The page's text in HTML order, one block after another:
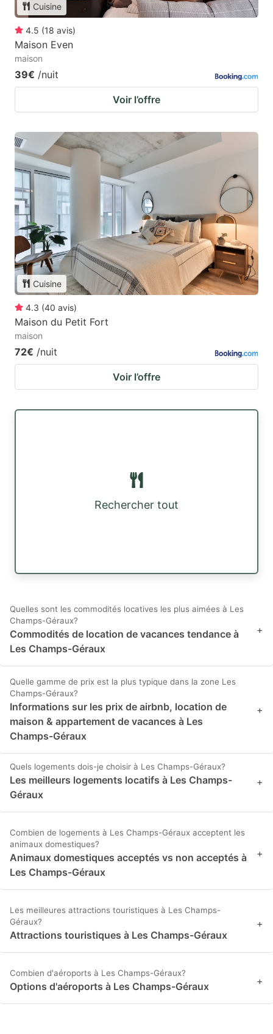
Cuisine
4.5 (18 avis)
Maison Even
maison
39€ /nuit
Voir l’offre
Cuisine
4.3 (40 avis)
Maison du Petit Fort
maison
72€ /nuit
Voir l’offre
Rechercher tout
Quelles sont les commodités locatives les plus aimées à Les
Champs-Géraux?
Commodités de location de vacances tendance à
Les Champs-Géraux
+
Quelle gamme de prix est la plus typique dans la zone Les
Champs-Géraux?
Informations sur les prix de airbnb, location de
maison & appartement de vacances à Les
Champs-Géraux
+
Quels logements dois-je choisir à Les Champs-Géraux?
Les meilleurs logements locatifs à Les Champs-
Géraux
+
Combien de logements à Les Champs-Géraux acceptent les
animaux domestiques?
Animaux domestiques acceptés vs non acceptés à
Les Champs-Géraux
+
Les meilleures attractions touristiques à Les Champs-
Géraux?
Attractions touristiques à Les Champs-Géraux
+
Combien d'aéroports à Les Champs-Géraux?
Options d'aéroports à Les Champs-Géraux +